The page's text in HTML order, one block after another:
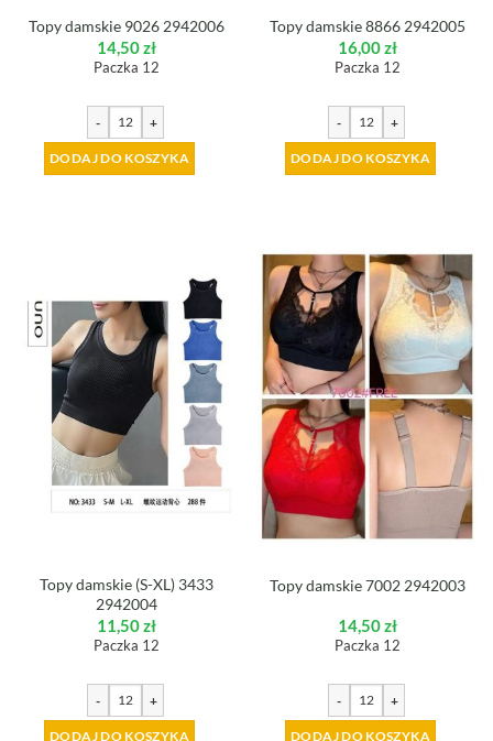
Topy damskie 9026 2942006
14,50zł
Paczka 12
- +
DODAJ DO KOSZYKA
Topy damskie 8866 2942005
16,00zł
Paczka 12
- +
DODAJ DO KOSZYKA
Topy damskie (S-XL) 3433
2942004
11,50zł
Paczka 12
- +
DODAJ DO KOSZYKA
Topy damskie 7002 2942003
14,50zł
Paczka 12
- +
DODAJ DO KOSZYKA